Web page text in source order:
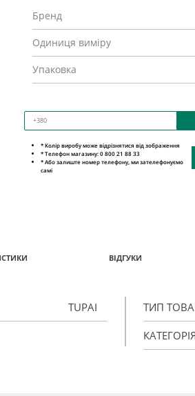
Бренд
Одиниця виміру
Упаковка
* Колір виробу може відрізнятися від зображення
* Телефон магазину: 0 800 21 88 33
* Або залиште номер телефону, ми зателефонуємо
самі
ВІДГУКИ
TUPAI ТИП